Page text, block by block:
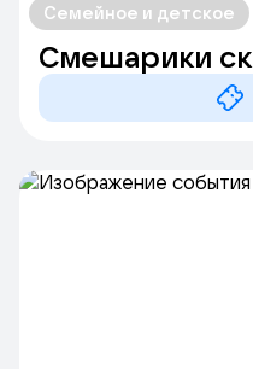
Семейное и детское
Смешарики